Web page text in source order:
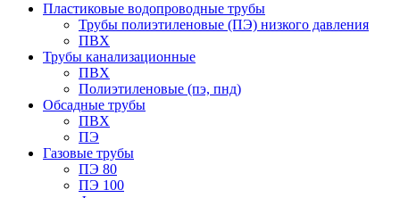
Пластиковые водопроводные трубы
Трубы полиэтиленовые (ПЭ) низкого давления
ПВХ
Трубы канализационные
ПВХ
Полиэтиленовые (пэ, пнд)
Обсадные трубы
ПВХ
ПЭ
Газовые трубы
ПЭ 80
ПЭ 100